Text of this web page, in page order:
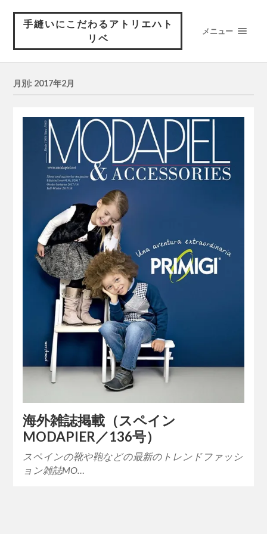
手縫いにこだわるアトリエハト
リベ
メニュー
月別: 2017年2月
海外雑誌掲載（スペイン
MODAPIER／136号）
スペインの靴や鞄などの最新のトレンドファッシ
ョン雑誌MO…